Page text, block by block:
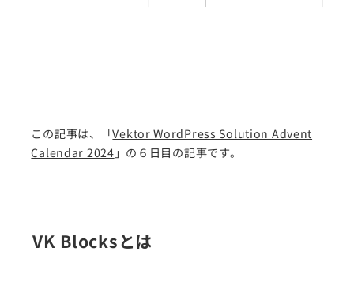
この記事は、「Vektor WordPress Solution Advent
Calendar 2024 」の６日目の記事です。
VK Blocksとは